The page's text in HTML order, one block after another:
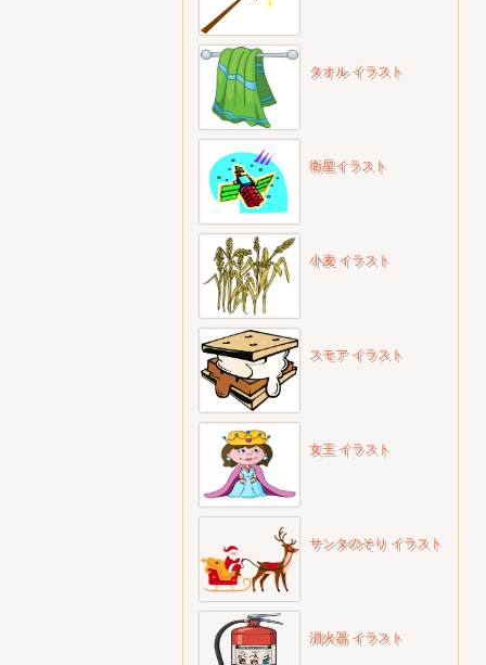
タオル イラスト
衛星イラスト
小麦 イラスト
スモア イラスト
女王 イラスト
サンタのそり イラスト
消火器 イラスト